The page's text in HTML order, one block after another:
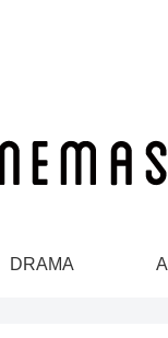
DRAMA